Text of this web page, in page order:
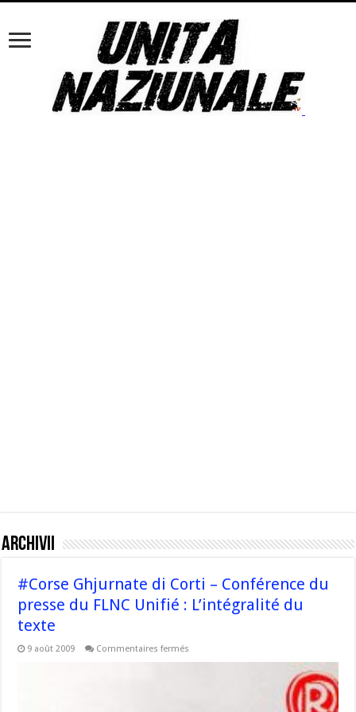
archivii
#Corse Ghjurnate di Corti – Conférence du
presse du FLNC Unifié : L’intégralité du
texte
9 août 2009 Commentaires fermés